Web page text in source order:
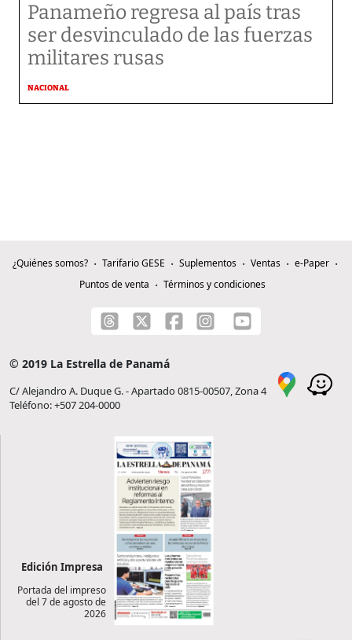
Panameño regresa al país tras
ser desvinculado de las fuerzas
militares rusas
NACIONAL
¿Quiénes somos? Tarifario GESE Suplementos Ventas
e-Paper
Puntos de venta
Términos y condiciones
© 2019 La Estrella de Panamá
C/ Alejandro A. Duque G. - Apartado 0815-00507, Zona 4
Teléfono: +507 204-0000
Edición Impresa
Portada del impreso
del 7 de agosto de
2026